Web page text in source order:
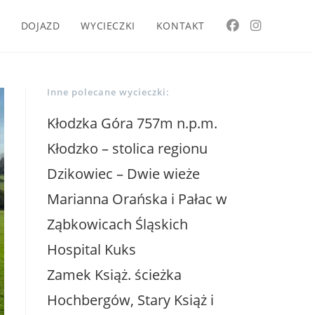
DOJAZD WYCIECZKI KONTAKT
Inne polecane wycieczki:
Kłodzka Góra 757m n.p.m.
Kłodzko – stolica regionu
Dzikowiec – Dwie wieże
Marianna Orańska i Pałac w
Ząbkowicach Śląskich
Hospital Kuks
Zamek Książ. ścieżka
Hochbergów, Stary Książ i